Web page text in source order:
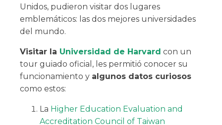
Unidos, pudieron visitar dos lugares
emblemáticos: las dos mejores universidades
del mundo.
Visitar la Universidad de Harvard con un
tour guiado oficial, les permitió conocer su
funcionamiento y algunos datos curiosos
como estos:
La Higher Education Evaluation and
Accreditation Council of Taiwan